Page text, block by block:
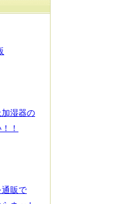
湿器の
！
通販で